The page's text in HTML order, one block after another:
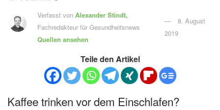
Verfasst vonAlexander Stindt,
Fachredakteur für Gesundheitsnews
Quellen ansehen
8. August
2019
Teile den Artikel
Kaffee trinken vor dem Einschlafen?